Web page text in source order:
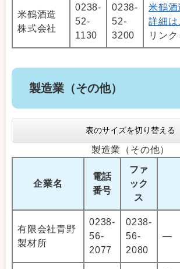
米鶴酒造
株式会社
0238-
52-
1130
0238-
52-
3200
米鶴酒
詳細は
リンク
製造業（その他）
表のサイズを切り替える
製造業（その他）
企業名
電話
番号
ファ
ック
ス
有限会社青野
製材所
0238-
56-
2077
0238-
56-
2080
―